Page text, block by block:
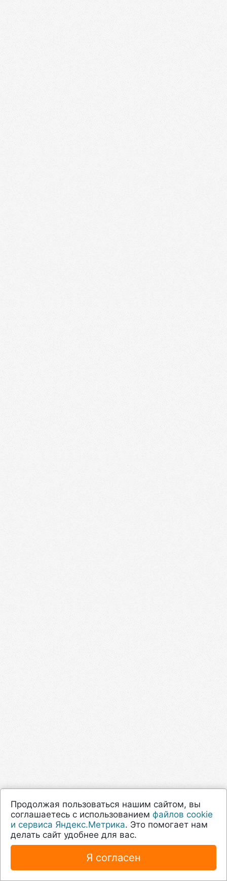
Продолжая пользоваться нашим сайтом, вы
соглашаетесь с использованием файлов cookie
и сервиса Яндекс.Метрика. Это помогает нам
делать сайт удобнее для вас.
Я согласен